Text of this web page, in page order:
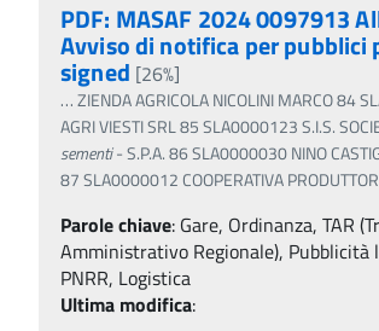
PDF: MASAF 2024 0097913
Avviso di notifica per pubblici
signed [26%]
…ZIENDA AGRICOLA NICOLINI MARCO 84
AGRI VIESTI SRL 85 SLA0000123 S.I.S.
sementi- S.P.A. 86 SLA0000030 NINO
87 SLA0000012 COOPERATIVA
Parole chiave: Gare, Ordinanza, TAR
Amministrativo Regionale), Pubblicità
PNRR, Logistica
Ultima modifica: